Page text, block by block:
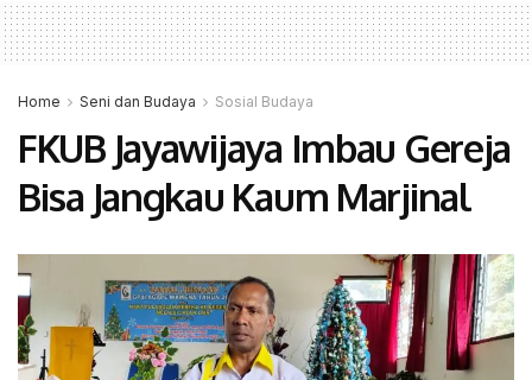
Home Seni dan Budaya Sosial Budaya
FKUB Jayawijaya Imbau Gereja
Bisa Jangkau Kaum Marjinal